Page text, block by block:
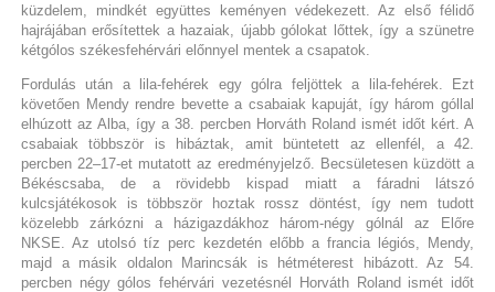
küzdelem, mindkét együttes keményen védekezett. Az első félidő
hajrájában erősítettek a hazaiak, újabb gólokat lőttek, így a szünetre
kétgólos székesfehérvári előnnyel mentek a csapatok.
Fordulás után a lila-fehérek egy gólra feljöttek a lila-fehérek. Ezt
követően Mendy rendre bevette a csabaiak kapuját, így három góllal
elhúzott az Alba, így a 38. percben Horváth Roland ismét időt kért. A
csabaiak többször is hibáztak, amit büntetett az ellenfél, a 42.
percben 22–17-et mutatott az eredményjelző. Becsületesen küzdött a
Békéscsaba, de a rövidebb kispad miatt a fáradni látszó
kulcsjátékosok is többször hoztak rossz döntést, így nem tudott
közelebb zárkózni a házigazdákhoz három-négy gólnál az Előre
NKSE. Az utolsó tíz perc kezdetén előbb a francia légiós, Mendy,
majd a másik oldalon Marincsák is hétméterest hibázott. Az 54.
percben négy gólos fehérvári vezetésnél Horváth Roland ismét időt